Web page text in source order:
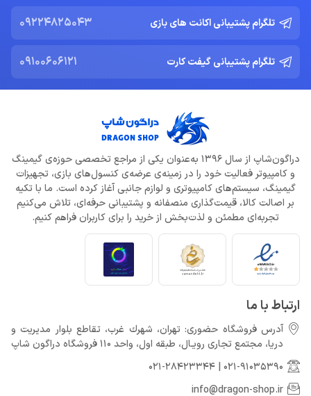
تلگرام پشتیبانی اکانت های بازی 09224825043
تلگرام پشتیبانی گیفت کارت 09100606121
دراگون‌شاپ از سال 1396 به‌عنوان یکی از مراجع تخصصی حوزه‌ی گیمینگ
و کامپیوتر فعالیت خود را در زمینه‌ی عرضه‌ی کنسول‌های بازی، تجهیزات
گیمینگ، سیستم‌های کامپیوتری و لوازم جانبی آغاز کرده است. ما با تکیه
بر اصالت کالا، قیمت‌گذاری منصفانه و پشتیبانی حرفه‌ای، تلاش می‌کنیم
تجربه‌ای مطمئن و لذت‌بخش از خرید را برای کاربران فراهم کنیم.
ارتباط با ما
آدرس فروشگاه حضوری: تهران، شهرك غرب، تقاطع بلوار مدیریت و
دريا، مجتمع تجارى رويـال، طبقه اول، واحد 110 فروشگاه دراگون شاپ
021-91035390
021-28423344
info@dragon-shop.ir